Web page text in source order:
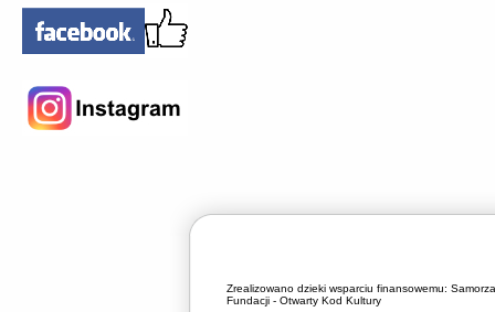
Zrealizowano dzieki wsparciu finansowemu:
Fundacji - Otwarty Kod Kultury